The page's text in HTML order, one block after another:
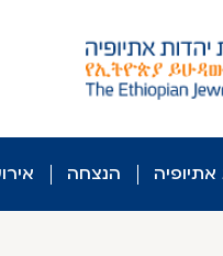
אתיופיה הנצחה